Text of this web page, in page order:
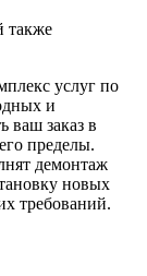
также
услуг по
и
ваш заказ в
пределы.
демонтаж
новых
требований.